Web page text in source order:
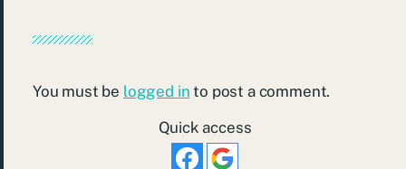
You must be logged in to post a comment.
Quick access